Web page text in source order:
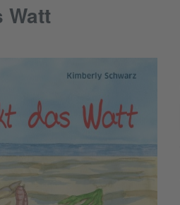
Watt